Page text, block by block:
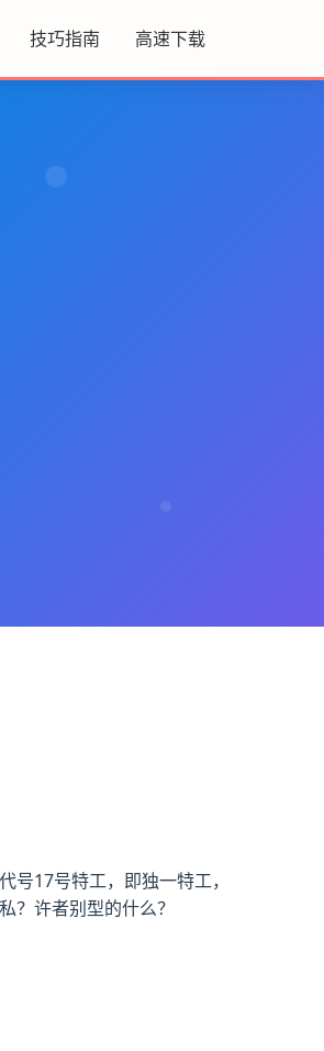
技巧指南 高速下载
17号特工，即独一特工，
？许者别型的什么？